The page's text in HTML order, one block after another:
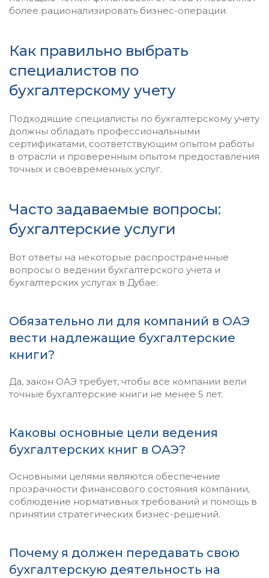
более рационализировать бизнес-операции.
Как правильно выбрать
специалистов по
бухгалтерскому учету
Подходящие специалисты по бухгалтерскому учету
должны обладать профессиональными
сертификатами, соответствующим опытом работы
в отрасли и проверенным опытом предоставления
точных и своевременных услуг.
Часто задаваемые вопросы:
бухгалтерские услуги
Вот ответы на некоторые распространенные
вопросы о ведении бухгалтерского учета и
бухгалтерских услугах в Дубае:
Обязательно ли для компаний в ОАЭ
вести надлежащие бухгалтерские
книги?
Да, закон ОАЭ требует, чтобы все компании вели
точные бухгалтерские книги не менее 5 лет.
Каковы основные цели ведения
бухгалтерских книг в ОАЭ?
Основными целями являются обеспечение
прозрачности финансового состояния компании,
соблюдение нормативных требований и помощь в
принятии стратегических бизнес-решений.
Почему я должен передавать свою
бухгалтерскую деятельность на